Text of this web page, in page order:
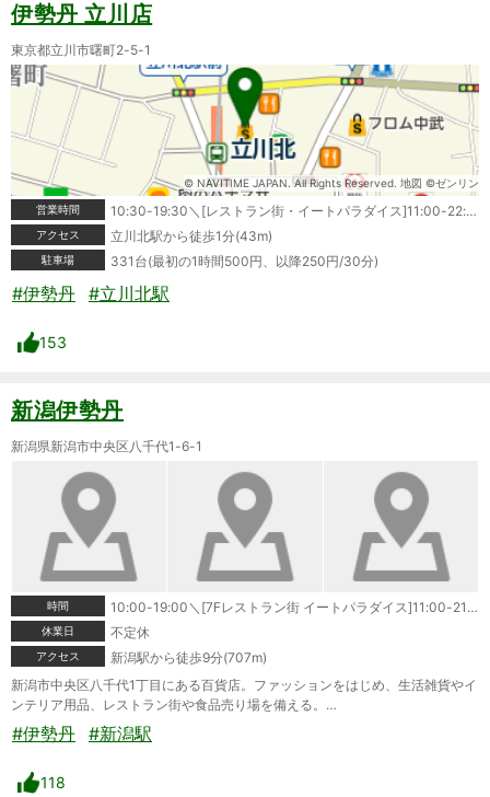
伊勢丹 立川店
東京都立川市曙町2-5-1
© NAVITIME JAPAN. All Rights Reserved. 地図 ©ゼンリン
営業時間
10:30-19:30＼[レストラン街・イートパラダイス]11:00-22:00＼※一部上記と営業時間の異なる店舗がございます。
アクセス 立川北駅から徒歩1分(43m)
駐車場 331台(最初の1時間500円、以降250円/30分)
#伊勢丹 #立川北駅
153
新潟伊勢丹
新潟県新潟市中央区八千代1-6-1
時間 10:00-19:00＼[7Fレストラン街 イートパラダイス]11:00-21:00＼※一部店舗は営業時間が異なる場合がございます。
休業日 不定休
アクセス
新潟駅から徒歩9分(707m)
新潟市中央区八千代1丁目にある百貨店。ファッションをはじめ、生活雑貨やイ
ンテリア用品、レストラン街や食品売り場を備える。…
#伊勢丹 #新潟駅
118